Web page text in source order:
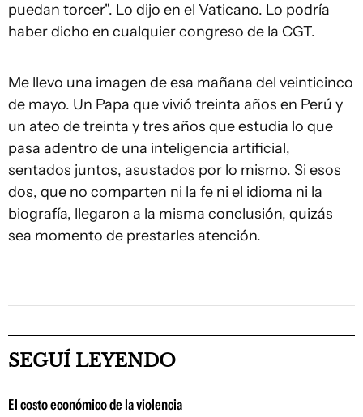
puedan torcer". Lo dijo en el Vaticano. Lo podría
haber dicho en cualquier congreso de la CGT.
Me llevo una imagen de esa mañana del veinticinco
de mayo. Un Papa que vivió treinta años en Perú y
un ateo de treinta y tres años que estudia lo que
pasa adentro de una inteligencia artificial,
sentados juntos, asustados por lo mismo. Si esos
dos, que no comparten ni la fe ni el idioma ni la
biografía, llegaron a la misma conclusión, quizás
sea momento de prestarles atención.
SEGUÍ LEYENDO
El costo económico de la violencia